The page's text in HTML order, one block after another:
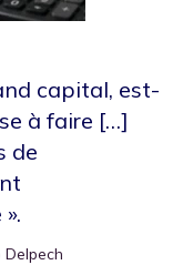
capital, est-
à faire […]
de